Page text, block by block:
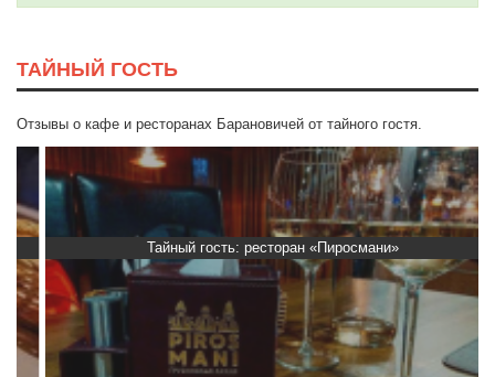
ТАЙНЫЙ ГОСТЬ
Отзывы о кафе и ресторанах Барановичей от тайного гостя.
Тайный гость: ресторан «Пиросмани»